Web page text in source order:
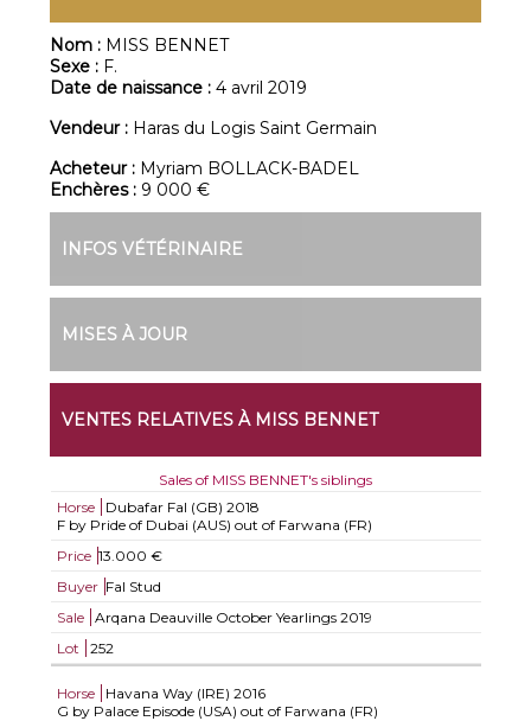
Nom : MISS BENNET
Sexe : F.
Date de naissance :4 avril 2019
Vendeur : Haras du Logis Saint Germain
Acheteur : Myriam BOLLACK-BADEL
Enchères : 9 000 €
INFOS VÉTÉRINAIRE
MISES À JOUR
VENTES RELATIVES À MISS BENNET
Sales of MISS BENNET's siblings
Horse
Dubafar Fal (GB) 2018
F by Pride of Dubai (AUS) out of Farwana (FR)
Price 13.000 €
Buyer Fal Stud
Sale
Arqana Deauville October Yearlings 2019
Lot
252
Horse Havana Way (IRE) 2016
G by Palace Episode (USA) out of Farwana (FR)